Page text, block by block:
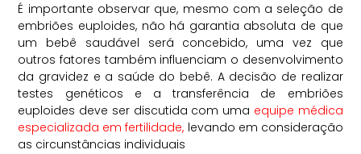
É importante observar que, mesmo com a seleção de
embriões euploides, não há garantia absoluta de que
um bebê saudável será concebido, uma vez que
outros fatores também influenciam o desenvolvimento
da gravidez e a saúde do bebê. A decisão de realizar
testes genéticos e a transferência de embriões
euploides deve ser discutida com uma equipe médica
especializada em fertilidade, levando em consideração
as circunstâncias individuais